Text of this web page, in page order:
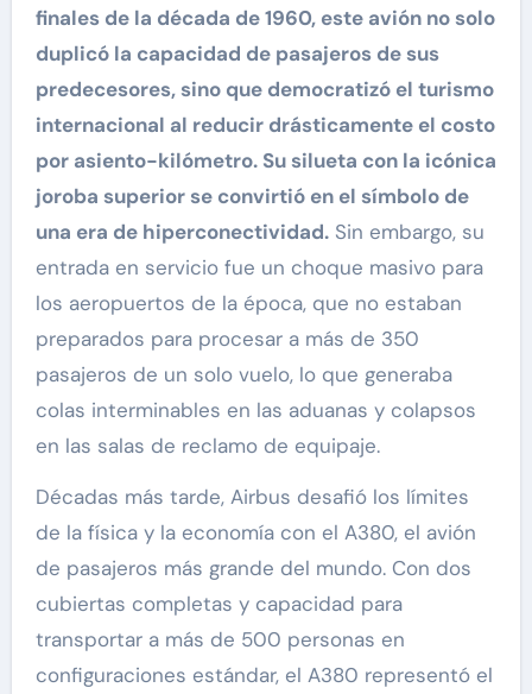
finales de la década de 1960, este avión no solo
duplicó la capacidad de pasajeros de sus
predecesores, sino que democratizó el turismo
internacional al reducir drásticamente el costo
por asiento-kilómetro. Su silueta con la icónica
joroba superior se convirtió en el símbolo de
una era de hiperconectividad.Sin embargo, su
entrada en servicio fue un choque masivo para
los aeropuertos de la época, que no estaban
preparados para procesar a más de 350
pasajeros de un solo vuelo, lo que generaba
colas interminables en las aduanas y colapsos
en las salas de reclamo de equipaje.
Décadas más tarde, Airbus desafió los límites
de la física y la economía con el A380, el avión
de pasajeros más grande del mundo. Con dos
cubiertas completas y capacidad para
transportar a más de 500 personas en
configuraciones estándar, el A380 representó el